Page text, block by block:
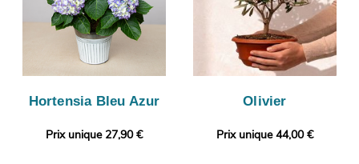
Hortensia Bleu Azur
Prix unique 27,90 €
Olivier
Prix unique 44,00 €